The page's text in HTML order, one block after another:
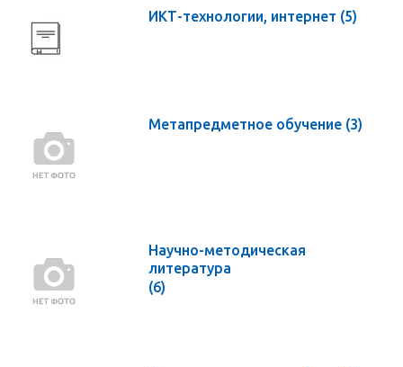
ИКТ-технологии, интернет (5)
Метапредметное обучение (3)
Научно-методическая
литература
(6)